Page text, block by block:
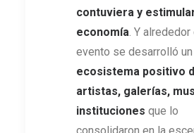
contuviera y
economía. Y
evento se desarrolló un
ecosistema positivo
artistas, galerías,
instituciones que lo